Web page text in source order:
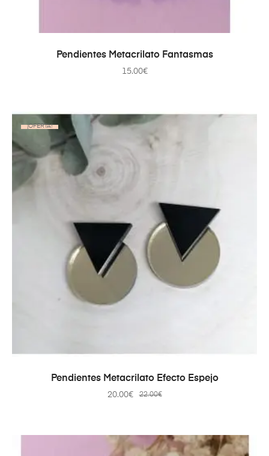
AÑADIR AL CARRITO
Pendientes Metacrilato Fantasmas
15.00€
¡OFERTA!
AÑADIR AL CARRITO
Pendientes Metacrilato Efecto Espejo
22.00€
20.00€